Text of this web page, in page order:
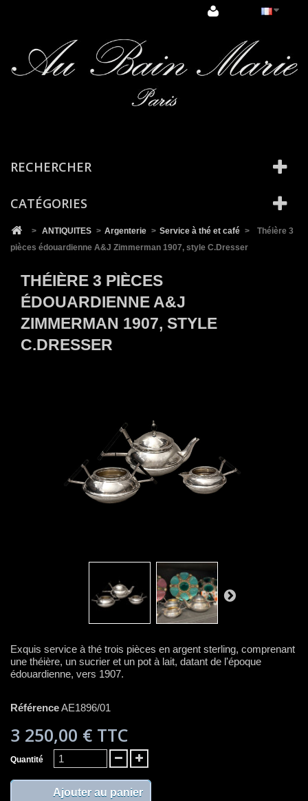
RECHERCHER
CATÉGORIES
> ANTIQUITES > Argenterie > Service à thé et café >
Théière 3
pièces édouardienne A&J Zimmerman 1907, style C.Dresser
THÉIÈRE 3 PIÈCES
ÉDOUARDIENNE A&J
ZIMMERMAN 1907, STYLE
C.DRESSER
Exquis service à thé trois pièces en argent sterling, comprenant
une théière, un sucrier et un pot à lait, datant de l'époque
édouardienne, vers 1907.
RéférenceAE1896/01
3 250,00 € TTC
Quantité
Ajouter au panier